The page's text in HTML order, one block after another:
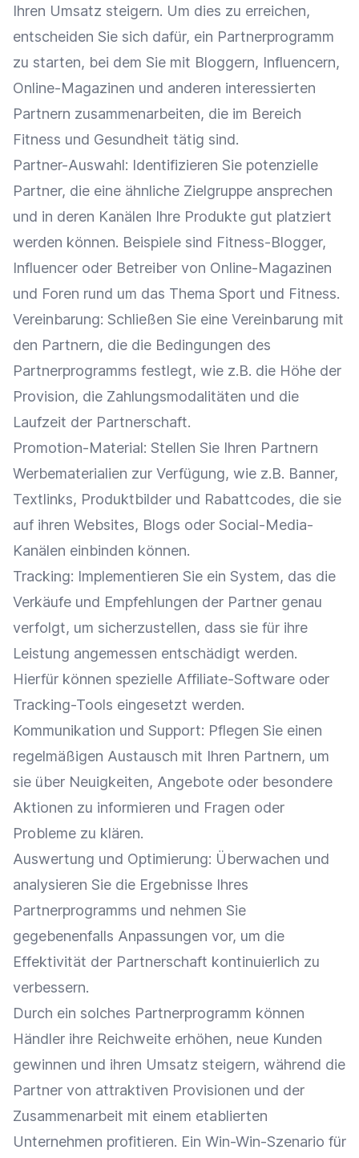
Ihren Umsatz steigern. Um dies zu erreichen,
entscheiden Sie sich dafür, ein Partnerprogramm
zu starten, bei dem Sie mit Bloggern, Influencern,
Online-Magazinen und anderen interessierten
Partnern zusammenarbeiten, die im Bereich
Fitness und Gesundheit tätig sind.
Partner-Auswahl: Identifizieren Sie potenzielle
Partner, die eine ähnliche Zielgruppe ansprechen
und in deren Kanälen Ihre Produkte gut platziert
werden können. Beispiele sind Fitness-Blogger,
Influencer oder Betreiber von Online-Magazinen
und Foren rund um das Thema Sport und Fitness.
Vereinbarung: Schließen Sie eine Vereinbarung mit
den Partnern, die die Bedingungen des
Partnerprogramms festlegt, wie z.B. die Höhe der
Provision, die Zahlungsmodalitäten und die
Laufzeit der Partnerschaft.
Promotion-Material: Stellen Sie Ihren Partnern
Werbematerialien zur Verfügung, wie z.B. Banner,
Textlinks, Produktbilder und Rabattcodes, die sie
auf ihren Websites, Blogs oder Social-Media-
Kanälen einbinden können.
Tracking: Implementieren Sie ein System, das die
Verkäufe und Empfehlungen der Partner genau
verfolgt, um sicherzustellen, dass sie für ihre
Leistung angemessen entschädigt werden.
Hierfür können spezielle Affiliate-Software oder
Tracking-Tools eingesetzt werden.
Kommunikation und Support: Pflegen Sie einen
regelmäßigen Austausch mit Ihren Partnern, um
sie über Neuigkeiten, Angebote oder besondere
Aktionen zu informieren und Fragen oder
Probleme zu klären.
Auswertung und Optimierung: Überwachen und
analysieren Sie die Ergebnisse Ihres
Partnerprogramms und nehmen Sie
gegebenenfalls Anpassungen vor, um die
Effektivität der Partnerschaft kontinuierlich zu
verbessern.
Durch ein solches Partnerprogramm können
Händler ihre Reichweite erhöhen, neue Kunden
gewinnen und ihren Umsatz steigern, während die
Partner von attraktiven Provisionen und der
Zusammenarbeit mit einem etablierten
Unternehmen profitieren. Ein Win-Win-Szenario für